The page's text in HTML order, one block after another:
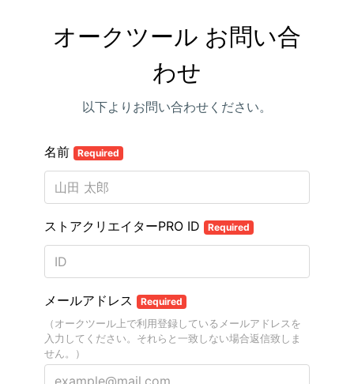
オークツール お問い合
わせ
以下よりお問い合わせください。
名前 Required
ストアクリエイターPRO ID Required
メールアドレス Required
（オークツール上で利用登録しているメールアドレスを
入力してください。それらと一致しない場合返信致しま
せん。）